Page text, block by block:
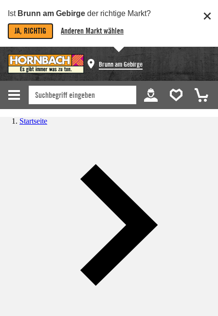
Ist Brunn am Gebirge der richtige Markt?
JA, RICHTIG Anderen Markt wählen
Brunn am Gebirge
Startseite